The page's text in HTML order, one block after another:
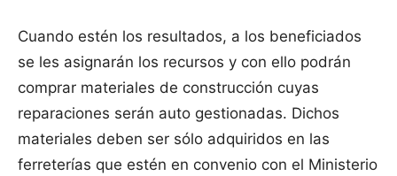
Cuando estén los resultados, a los beneficiados
se les asignarán los recursos y con ello podrán
comprar materiales de construcción cuyas
reparaciones serán auto gestionadas. Dichos
materiales deben ser sólo adquiridos en las
ferreterías que estén en convenio con el Ministerio